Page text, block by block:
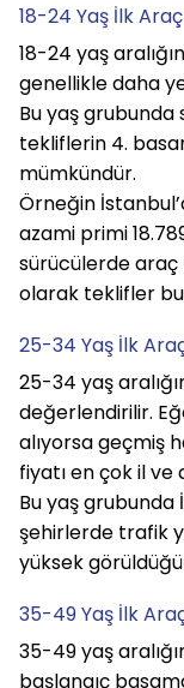
18-24 Yaş İlk
18-24 yaş
genellikle daha
Bu yaş grubunda
tekliflerin 4.
mümkündür.
Örneğin
azami primi
sürücülerde araç
olarak teklifler
25-34 Yaş İlk
25-34 yaş
değerlendirilir.
alıyorsa geçmiş
fiyatı en çok il
Bu yaş grubunda
şehirlerde trafik
yüksek
35-49 Yaş İlk
35-49 yaş
başlangıç